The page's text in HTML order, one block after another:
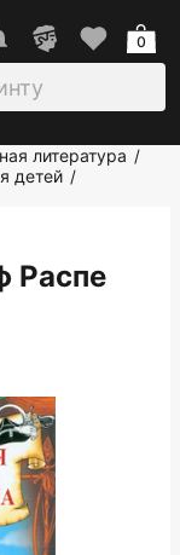
0
литература /
детей /
Распе